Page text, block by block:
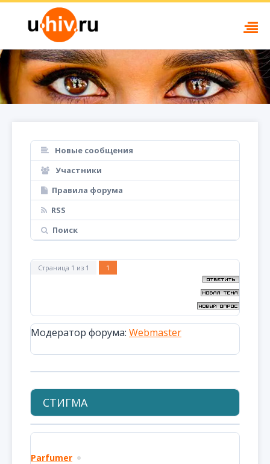
Новые сообщения
Участники
Правила форума
RSS
Поиск
Страница 1 из 1 1
Модератор форума: Webmaster
СТИГМА
Parfumer